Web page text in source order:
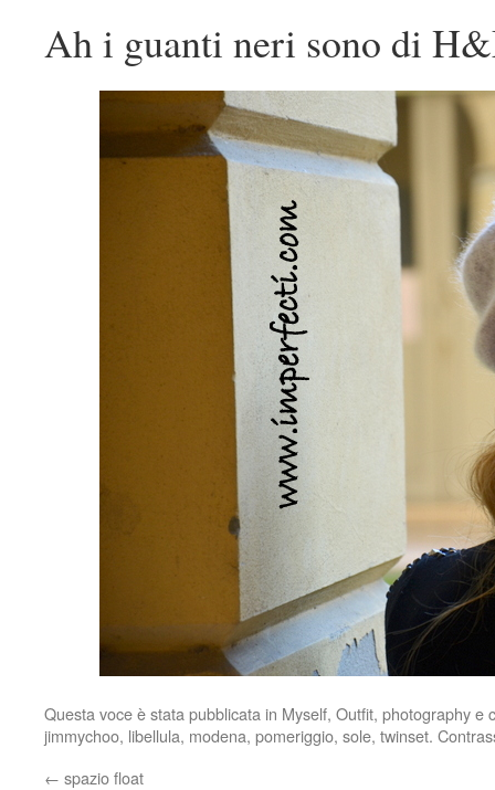
Ah i guanti neri sono di
Questa voce è stata pubblicata in Myself, Outfit, photographye
jimmychoo, libellula, modena, pomeriggio, sole, twinset.
← spazio float